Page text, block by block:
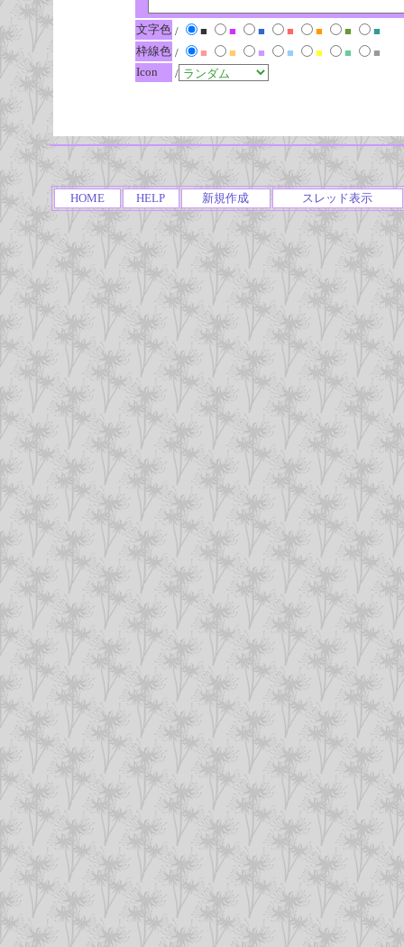
文字色 / ■ ■ ■ ■ ■ ■
■
枠線色 / ■ ■ ■ ■ ■ ■
■
Icon
/
HOME HELP 新規作成 スレッド表示